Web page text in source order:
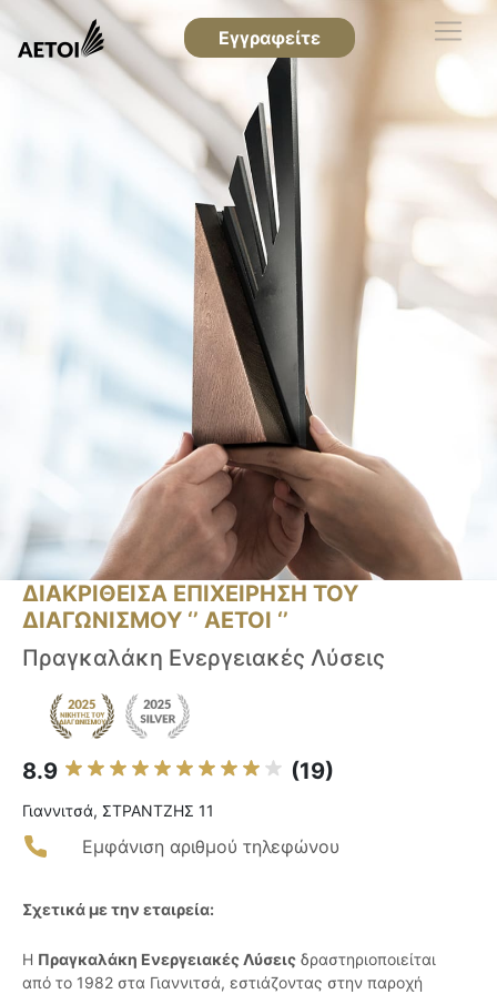
Εγγραφείτε
ΔΙΑΚΡΙΘΕΙΣΑ ΕΠΙΧΕΙΡΗΣΗ ΤΟΥ
ΔΙΑΓΩΝΙΣΜΟΥ ‘’ ΑΕΤΟΙ ‘’
Πραγκαλάκη Ενεργειακές Λύσεις
8.9 (19)
Γιαννιτσά, ΣΤΡΑΝΤΖΗΣ 11
Εμφάνιση αριθμού τηλεφώνου
Σχετικά με την εταιρεία:
Η Πραγκαλάκη Ενεργειακές Λύσεις δραστηριοποιείται
από το 1982 στα Γιαννιτσά, εστιάζοντας στην παροχή